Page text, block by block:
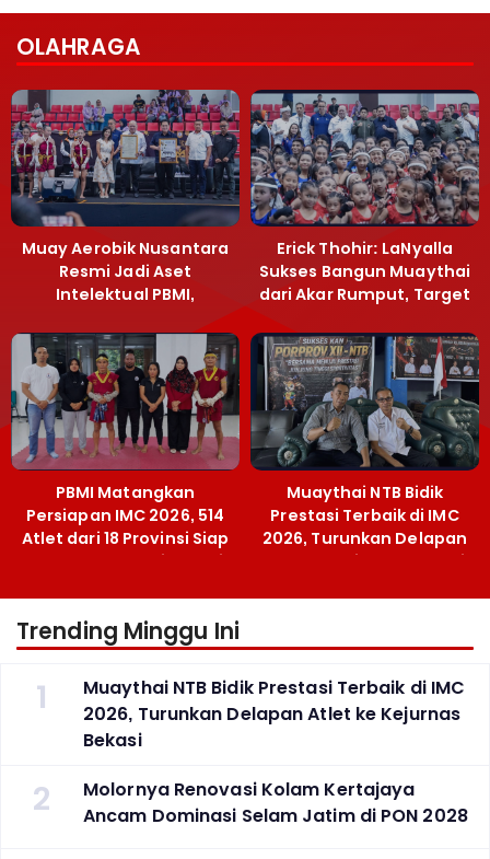
OLAHRAGA
Muay Aerobik Nusantara
Resmi Jadi Aset
Intelektual PBMI,
Terobosan Bangun
Grassroots
Erick Thohir: LaNyalla
Sukses Bangun Muaythai
dari Akar Rumput, Target
PBMI Matangkan
Persiapan IMC 2026, 514
Atlet dari 18 Provinsi Siap
Berlaga Besok di Bekasi
Muaythai NTB Bidik
Prestasi Terbaik di IMC
2026, Turunkan Delapan
Atlet ke Kejurnas Bekasi
Trending Minggu Ini
1
Muaythai NTB Bidik Prestasi Terbaik di IMC
2026, Turunkan Delapan Atlet ke Kejurnas
Bekasi
2
Molornya Renovasi Kolam Kertajaya
Ancam Dominasi Selam Jatim di PON 2028